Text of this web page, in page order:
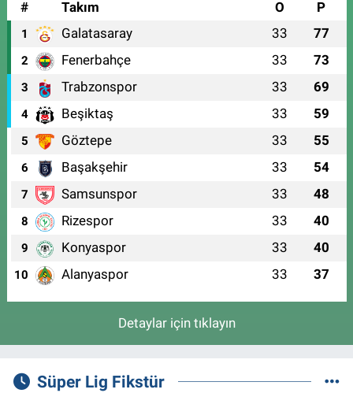
#
Takım O P
1 Galatasaray 33 77
2 Fenerbahçe 33 73
3 Trabzonspor 33 69
4 Beşiktaş 33 59
5 Göztepe 33 55
6 Başakşehir 33 54
7 Samsunspor 33 48
8 Rizespor 33 40
9 Konyaspor 33 40
10 Alanyaspor 33 37
Detaylar için tıklayın
Süper Lig Fikstür